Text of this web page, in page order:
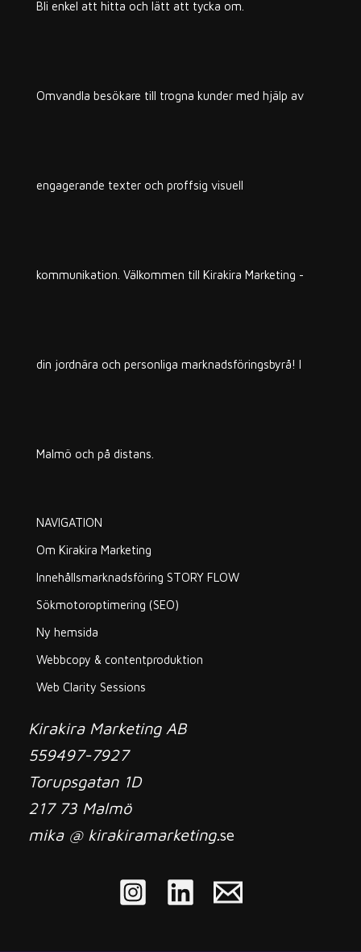
Bli enkel att hitta och lätt att tycka om.
Omvandla besökare till trogna kunder med hjälp av
engagerande texter och proffsig visuell
kommunikation. Välkommen till Kirakira Marketing -
din jordnära och personliga marknadsföringsbyrå! I
Malmö och på distans.
NAVIGATION
Om Kirakira Marketing
Innehållsmarknadsföring STORY FLOW
Sökmotoroptimering (SEO)
Ny hemsida
Webbcopy & contentproduktion
Web Clarity Sessions
Kirakira Marketing AB
559497-7927
Torupsgatan 1D
217 73 Malmö
mika @ kirakiramarketing.se